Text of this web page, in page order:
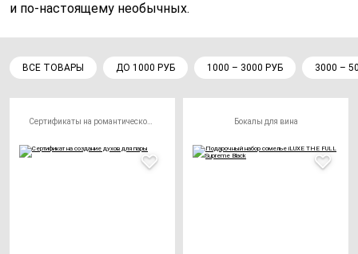
и по‑настоящему необычных.
ВСЕ ТОВАРЫ ДО 1000 РУБ 1000 – 3000 РУБ 3000 –
Бокалы для вина